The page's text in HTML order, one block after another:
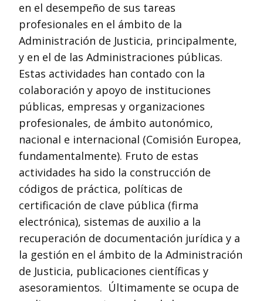
en el desempeño de sus tareas
profesionales en el ámbito de la
Administración de Justicia, principalmente,
y en el de las Administraciones públicas.
Estas actividades han contado con la
colaboración y apoyo de instituciones
públicas, empresas y organizaciones
profesionales, de ámbito autonómico,
nacional e internacional (Comisión Europea,
fundamentalmente). Fruto de estas
actividades ha sido la construcción de
códigos de práctica, políticas de
certificación de clave pública (firma
electrónica), sistemas de auxilio a la
recuperación de documentación jurídica y a
la gestión en el ámbito de la Administración
de Justicia, publicaciones científicas y
asesoramientos. Últimamente se ocupa de